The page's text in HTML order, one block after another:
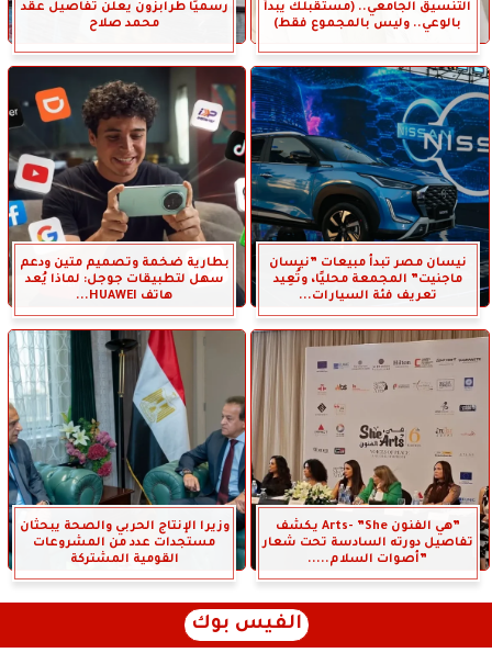
التنسيق الجامعي.. (مستقبلك يبدأ
بالوعي.. وليس بالمجموع فقط)
رسميًا طرابزون يعلن تفاصيل عقد
محمد صلاح
نيسان مصر تبدأ مبيعات ”نيسان
ماجنيت” المجمعة محليًا، وتُعِيد
تعريف فئة السيارات...
بطارية ضخمة وتصميم متين ودعم
سهل لتطبيقات جوجل: لماذا يُعد
هاتف HUAWEI...
”هي الفنون Arts- ”She يكشف
تفاصيل دورته السادسة تحت شعار
”أصوات السلام.....
وزيرا الإنتاج الحربي والصحة يبحثان
مستجدات عدد من المشروعات
القومية المشتركة
الفيس بوك